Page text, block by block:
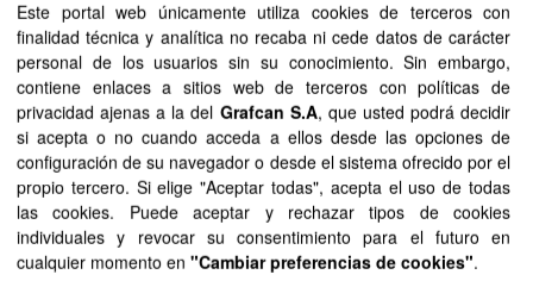
Aprobación Definitiva...
Aprobación Definitiva...
Aprobación Definitiva...
Aprobación Definitiva...
Aprobación Definitiva...
Este portal web únicamente utiliza cookies de terceros con
finalidad técnica y analítica no recaba ni cede datos de carácter
personal de los usuarios sin su conocimiento. Sin embargo,
contiene enlaces a sitios web de terceros con políticas de
privacidad ajenas a la del Grafcan S.A, que usted podrá decidir
si acepta o no cuando acceda a ellos desde las opciones de
configuración de su navegador o desde el sistema ofrecido por el
propio tercero. Si elige "Aceptar todas", acepta el uso de todas
las cookies. Puede aceptar y rechazar tipos de cookies
individuales y revocar su consentimiento para el futuro en
cualquier momento en "Cambiar preferencias de cookies".